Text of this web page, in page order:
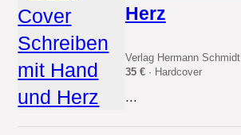
Herz
Verlag Hermann Schmidt
35 €· Hardcover
...